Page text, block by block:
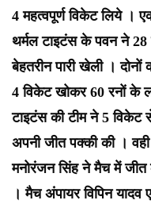
4 महत्वपूर्ण विकेट लिये ।
थर्मल टाइटंस के पवन ने
बेहतरीन पारी खेली ।
4 विकेट खोकर 60 रनों के
टाइटंस की टीम ने 5 विकेट
अपनी जीत पक्की की ।
मनोरंजन सिंह ने मैच में जीत
। मैच अंपायर विपिन